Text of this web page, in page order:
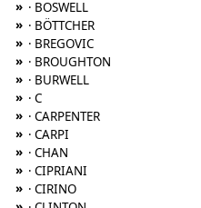
» · BOSWELL
» · BÖTTCHER
» · BREGOVIC
» · BROUGHTON
» · BURWELL
» · C
» · CARPENTER
» · CARPI
» · CHAN
» · CIPRIANI
» · CIRINO